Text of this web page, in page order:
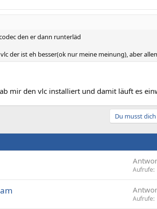
den er dann runterläd
der ist eh besser(ok nur meine meinung), aber
mir den vlc installiert und damit läuft es
Du musst
Aufrufe
Aufrufe